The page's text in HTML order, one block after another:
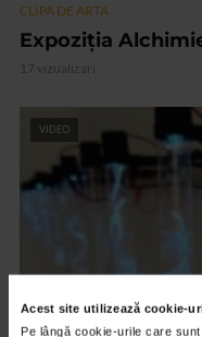
Acest site utilizează cookie-
Pe lângă cookie-urile care
CLIPA DE ARTA
Expoziția
17 vizualizari
VIDEO